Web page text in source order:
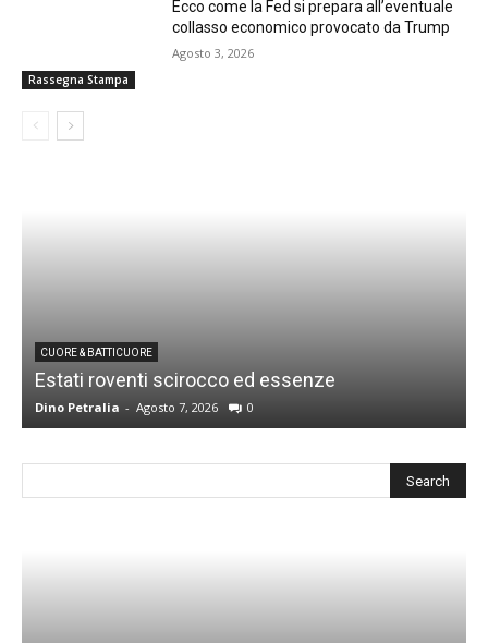
Rassegna Stampa
Ecco come la Fed si prepara all’eventuale
collasso economico provocato da Trump
Agosto 3, 2026
CUORE & BATTICUORE
Estati roventi scirocco ed essenze
Dino Petralia - Agosto 7, 2026 0